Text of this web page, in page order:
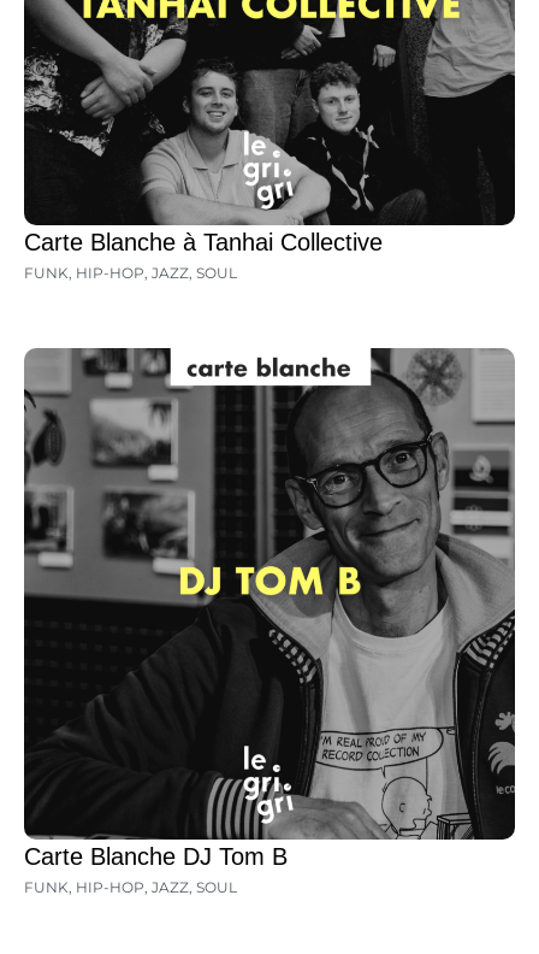
Carte Blanche à Tanhai Collective
FUNK, HIP-HOP, JAZZ, SOUL
Carte Blanche DJ Tom B
FUNK, HIP-HOP, JAZZ, SOUL